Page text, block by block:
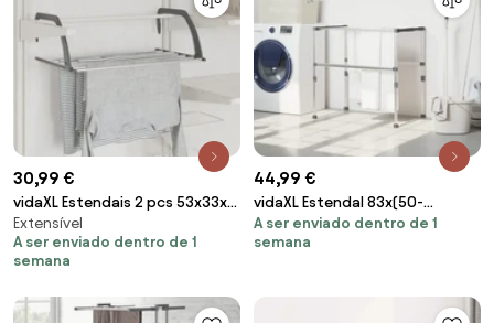
30,99 €
vidaXL Estendais 2 pcs 53x33x18
cm alumínio
Extensível
A ser enviado dentro de 1
semana
44,99 €
vidaXL Estendal 83x(50-
55)x(40-85) cm alumínio
A ser enviado dentro de 1
semana